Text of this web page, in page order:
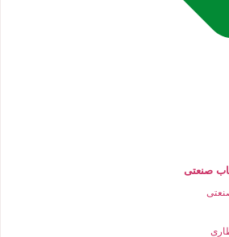
صنعتی